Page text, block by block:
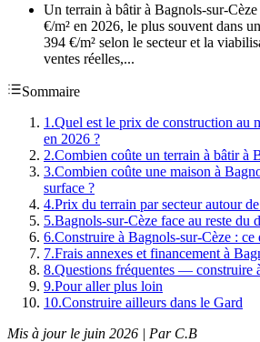
Un terrain à bâtir à Bagnols-sur-
€/m² en 2026, le plus souvent dans
394 €/m² selon le secteur et la
ventes réelles,...
Sommaire
1 .Quel est le prix de construction au
en 2026 ?
2.Combien coûte un terrain à bâtir à
3.Combien coûte une maison à
surface ?
4.Prix du terrain par secteur autour
5.Bagnols-sur-Cèze face au reste du
6.Construire à Bagnols-sur-Cèze :
7.Frais annexes et financement à
8.Questions fréquentes — construire
9.Pour aller plus loin
10.Construire ailleurs dans le Gard
Mis à jour le juin 2026 | Par C.B